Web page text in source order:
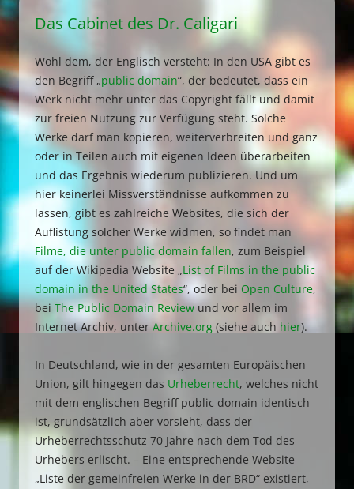
Das Cabinet des Dr. Caligari
Wohl dem, der Englisch versteht: In den USA gibt es
den Begriff „public domain“, der bedeutet, dass ein
Werk nicht mehr unter das Copyright fällt und damit
zur freien Nutzung zur Verfügung steht. Solche
Werke darf man kopieren, weiterverbreiten und ganz
oder in Teilen auch mit eigenen Ideen überarbeiten
und das Ergebnis wiederum publizieren. Und um
hier keinerlei Missverständnisse aufkommen zu
lassen, gibt es zahlreiche Websites, die sich der
Auflistung solcher Werke widmen, so findet man
Filme, die unter public domain fallen, zum Beispiel
auf der Wikipedia Website „List of Films in the public
domain in the United States“, oder bei Open Culture,
bei The Public Domain Reviewund vor allem im
Internet Archiv, unterArchive.org (siehe auch hier).
In Deutschland, wie in der gesamten Europäischen
Union, gilt hingegen das Urheberrecht, welches nicht
mit dem englischen Begriff public domain identisch
ist, grundsätzlich aber vorsieht, dass der
Urheberrechtsschutz 70 Jahre nach dem Tod des
Urhebers erlischt. – Eine entsprechende Website
„Liste der gemeinfreien Werke in der BRD“ existiert,